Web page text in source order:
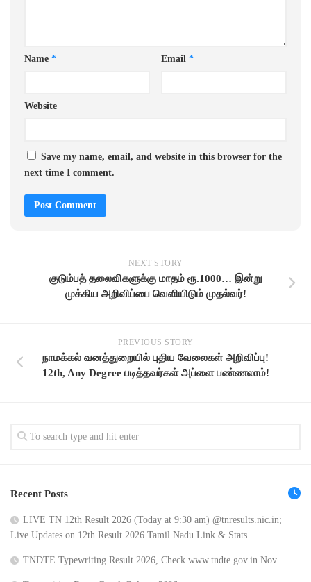
Name * Email *
Website
Save my name, email, and website in this browser for the
next time I comment.
NEXT STORY
குடும்பத் தலைவிகளுக்கு மாதம் ரூ.1000… இன்று
முக்கிய அறிவிப்பை வெளியிடும் முதல்வர்!
PREVIOUS STORY
நாமக்கல் வனத்துறையில் புதிய வேலைகள் அறிவிப்பு!
12th, Any Degree படித்தவர்கள் அப்ளை பண்ணலாம்!
Recent Posts
LIVE TN 12th Result 2026 (Today at 9:30 am) @tnresults.nic.in;
Live Updates on 12th Result 2026 Tamil Nadu Link & Stats
TNDTE Typewriting Result 2026, Check www.tndte.gov.in Nov …